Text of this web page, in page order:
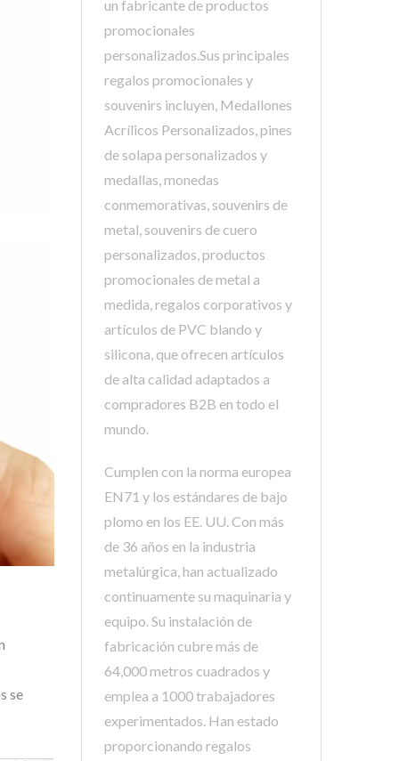
se
un fabricante de productos
promocionales
personalizados.Sus principales
regalos promocionales y
souvenirs incluyen, Medallones
Acrílicos Personalizados, pines
de solapa personalizados y
medallas, monedas
conmemorativas, souvenirs de
metal, souvenirs de cuero
personalizados, productos
promocionales de metal a
medida, regalos corporativos y
artículos de PVC blando y
silicona, que ofrecen artículos
de alta calidad adaptados a
compradores B2B en todo el
mundo.
Cumplen con la norma europea
EN71 y los estándares de bajo
plomo en los EE. UU. Con más
de 36 años en la industria
metalúrgica, han actualizado
continuamente su maquinaria y
equipo. Su instalación de
fabricación cubre más de
64,000 metros cuadrados y
emplea a 1000 trabajadores
experimentados. Han estado
proporcionando regalos